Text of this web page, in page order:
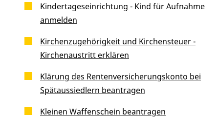
Kindertageseinrichtung - Kind für Aufnahme
anmelden
Kirchenzugehörigkeit und Kirchensteuer -
Kirchenaustritt erklären
Klärung des Rentenversicherungskonto bei
Spätaussiedlern beantragen
Kleinen Waffenschein beantragen